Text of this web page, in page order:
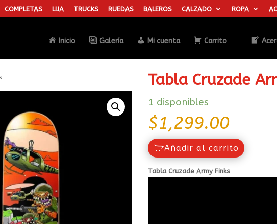
COMPLETAS LIJA TRUCKS RUEDAS BALEROS CALZADO ROPA
Inicio Galería Mi cuenta Carrito
Búsqueda
Tabla Cruzade
1 disponibles
$1,299.00
Añadir al carrito
Tabla Cruzade Army Finks